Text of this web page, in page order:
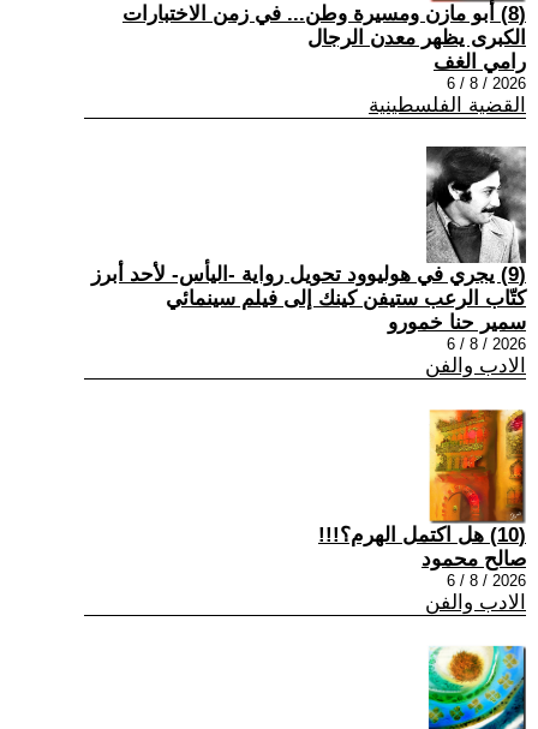
(8) أبو مازن ومسيرة وطن... في زمن الاختبارات
الكبرى يظهر معدن الرجال
رامي الغف
2026 / 8 / 6
القضية الفلسطينية
(9) يجري في هوليوود تحويل رواية -اليأس- لأحد أبرز
كتّاب الرعب ستيفن كينك إلى فيلم سينمائي
سمير حنا خمورو
2026 / 8 / 6
الادب والفن
(10) هل اكتمل الهرم؟!!!
صالح محمود
2026 / 8 / 6
الادب والفن